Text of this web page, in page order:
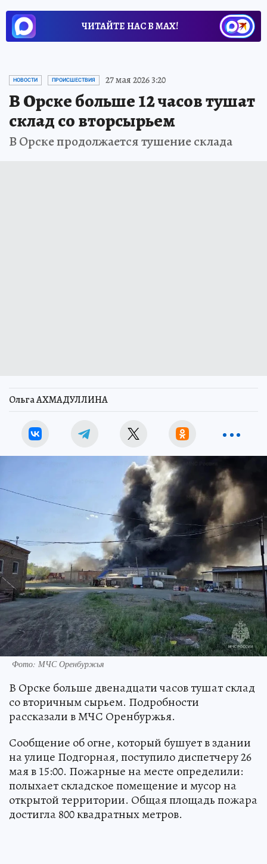
ЧИТАЙТЕ НАС В МАХ!
НОВОСТИ ПРОИСШЕСТВИЯ 27 мая 2026 3:20
В Орске больше 12 часов тушат
склад со вторсырьем
В Орске продолжается тушение склада
Ольга АХМАДУЛЛИНА
Фото: МЧС Оренбуржья
В Орске больше двенадцати часов тушат склад
со вторичным сырьем. Подробности
рассказали в МЧС Оренбуржья.
Сообщение об огне, который бушует в здании
на улице Подгорная, поступило диспетчеру 26
мая в 15:00. Пожарные на месте определили:
полыхает складское помещение и мусор на
открытой территории. Общая площадь пожара
достигла 800 квадратных метров.